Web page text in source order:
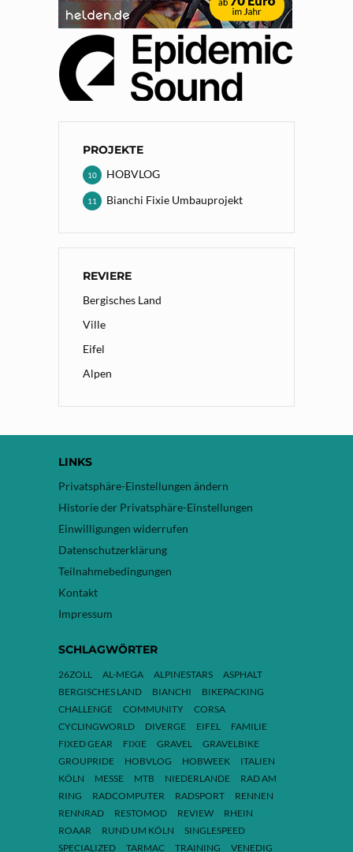
PROJEKTE
HOBVLOG
10
Bianchi Fixie Umbauprojekt
11
REVIERE
Bergisches Land
Ville
Eifel
Alpen
LINKS
Privatsphäre-Einstellungen ändern
Historie der Privatsphäre-Einstellungen
Einwilligungen widerrufen
Datenschutzerklärung
Teilnahmebedingungen
Kontakt
Impressum
SCHLAGWÖRTER
26ZOLL AL-MEGA ALPINESTARS
ASPHALT
BERGISCHES LAND
BIANCHI
BIKEPACKING
CHALLENGE
COMMUNITY
CORSA
CYCLINGWORLD
DIVERGE EIFEL
FAMILIE
FIXED GEAR
FIXIE GRAVEL
GRAVELBIKE
GROUPRIDE
HOBVLOG HOBWEEK
ITALIEN
KÖLN
MESSE MTB NIEDERLANDE
RAD AM
RING
RADCOMPUTER RADSPORT
RENNEN
RENNRAD
RESTOMOD REVIEW
RHEIN
ROAAR
RUND UM KÖLN
SINGLESPEED
SPECIALIZED
TARMAC TRAINING VENEDIG